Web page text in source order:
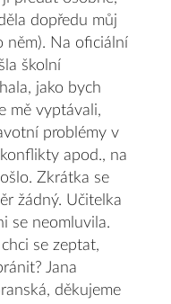
dopředu můj
něm). Na oficiální
školní
jako bych
mě vyptávali,
problémy v
apod., na
Zkrátka se
žádný. Učitelka
se neomluvila.
se zeptat,
Jana
děkujeme